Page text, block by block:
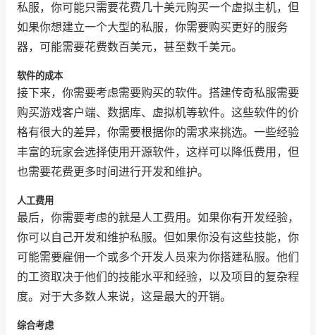
私服，你可能只需要花费几十美元购买一个虚拟主机，但
如果你想建立一个大型的私服，你需要购买更好的服务
器，可能需要花费数百美元，甚至数千美元。
软件的成本
接下来，你需要考虑需要购买的软件。搭建传奇私服需要
购买游戏客户端、数据库、虚拟机等软件。这些软件的价
格有很大的差异，你需要根据你的需求来挑选。一些经验
丰富的玩家会选择使用开源软件，这样可以降低费用，但
也需要花费更多时间进行开发和维护。
人工费用
最后，你需要考虑的就是人工费用。如果你有开发经验，
你可以自己开发和维护私服。但如果你没有这些技能，你
可能需要雇佣一个或多个开发人员来为你搭建私服。他们
的工资取决于他们的技能水平和经验，以及项目的复杂程
度。对于大多数人来说，这是最大的开销。
综合考虑